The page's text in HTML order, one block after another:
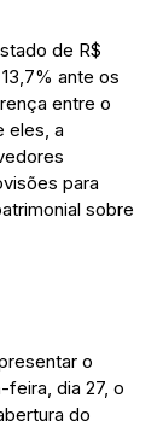
de R$
ante os
entre o
eles, a
para
sobre
o
dia 27, o
do